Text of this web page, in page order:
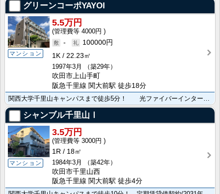
グリーンコーポYAYOI
マンション
5.5万円
4000円
-
100000円
1K
22.23㎡
1997年3月
（築29年）
吹田市上山手町
阪急千里線 関大前駅 徒歩18分
シャンブル千里山Ⅰ
マンション
3.5万円
3000円
1R
18㎡
1984年3月
（築42年）
吹田市千里山西
阪急千里線 関大前駅 徒歩4分